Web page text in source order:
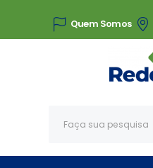
Quem Somos